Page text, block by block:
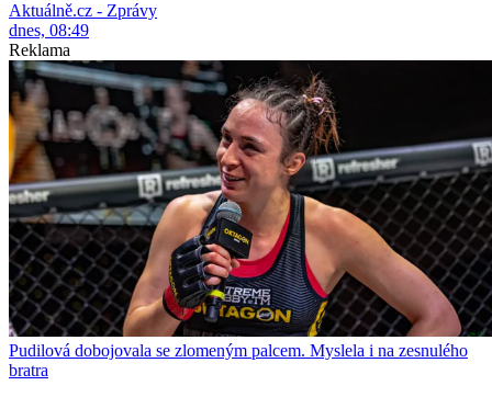
Aktuálně.cz - Zprávy
dnes, 08:49
Reklama
Pudilová dobojovala se zlomeným palcem. Myslela i na zesnulého
bratra